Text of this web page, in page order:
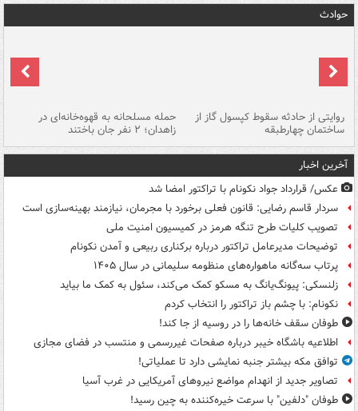
حوادث
روایتی از حادثه سقوط کپسول گاز از
ساختمان چهارطبقه
حمله مسلحانه به قهوه‌خانه‌ای در
زاهدان؛ ۲ نفر جان باختند
آخرین اخبار
عکس/ قرارداد جواد نکونام با تراکتور امضا شد
سردار قاسم رضایی: قانون فعلی برخورد با مجرمان، نیازمند بهینه‌سازی است
تصویب کلیات طرح تنگه هرمز در کمیسیون امنیت ملی
توضیحات مدیرعامل تراکتور درباره برکناری ربیعی و آمدن نکونام
پرتاب سه‌گانه ماهواره‌های منظومه سلیمانی در سال ۱۴۰۵
زلنسکی: پیونگ‌یانگ به مسکو کمک می‌کند، سئول به کمک ما بیاید
نکونام: با چشم باز تراکتور را انتخاب کردم
طوفان سقف خانه‌ها را در روسیه از جا ‌کند!
اطلاعیه باشگاه خیبر درباره صفحات غیررسمی و منتسب در فضای مجازی
توافق مکه بیشتر جنبه نمایشی دارد تا عملیاتی!
تصاویر جدید از انهدام مواضع نیروهای آمریکایی در غرب آسیا
طوفان "دلفین" با سرعت خیره‌کننده به چین رسید!